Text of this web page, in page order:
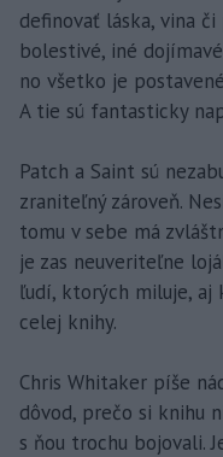
definovať láska, vina
bolestivé, iné
no všetko je
A tie sú fantasticky
Patch a Saint sú
zraniteľný zároveň.
tomu v sebe má
je zas neuveriteľne
ľudí, ktorých miluje, aj
celej knihy.
Chris Whitaker píše
dôvod, prečo si knihu
s ňou trochu bojovali.